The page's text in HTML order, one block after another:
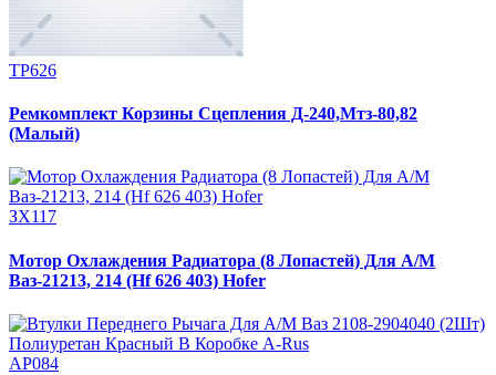
ТР626
Ремкомплект Корзины Сцепления Д-240,Мтз-80,82
(Малый)
ЗХ117
Мотор Охлаждения Радиатора (8 Лопастей) Для А/М
Ваз-21213, 214 (Hf 626 403) Hofer
АР084